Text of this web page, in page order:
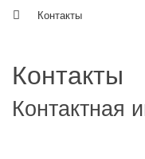
Контакты
Контакты
Контактная